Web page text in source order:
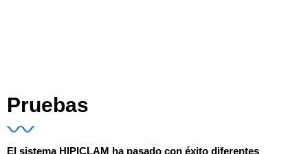
Pruebas
El sistema HIPICLAM ha pasado con éxito diferentes